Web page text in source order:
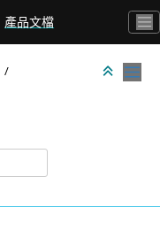
產品文檔